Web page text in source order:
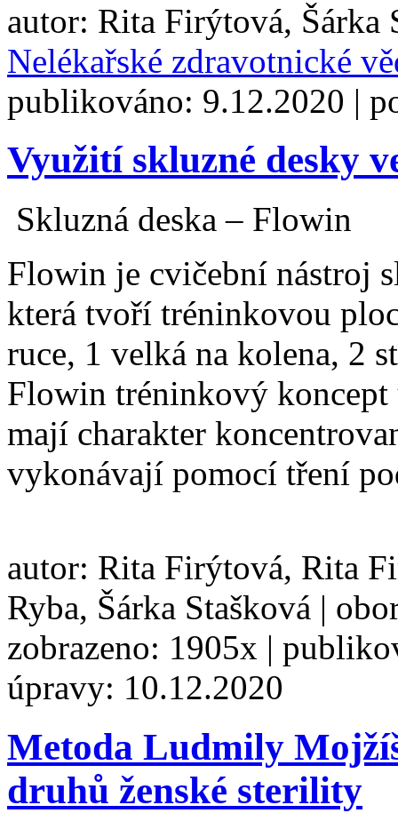
autor: Rita Firýtová, Šárka
Nelékařské zdravotnické
publikováno: 9.12.2020 |
Využití skluzné desky
Skluzná deska – Flowin
Flowin je cvičební nástroj
která tvoří tréninkovou
ruce, 1 velká na kolena, 2
Flowin tréninkový
mají charakter
vykonávají pomocí tření
autor: Rita Firýtová, Rita
Ryba, Šárka Stašková |
zobrazeno: 1905x |
úpravy: 10.12.2020
Metoda Ludmily
druhů ženské sterility